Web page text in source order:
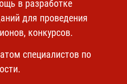
в разработке
для проведения
конкурсов.
специалистов по